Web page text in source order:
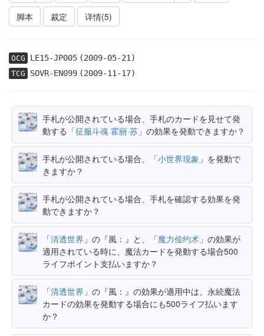
脚本
裁定 详情(5)
OCG LE15-JP005(2009-05-21)
TCG SOVR-EN099(2009-11-17)
手札が公開されている場合、手札のカードを見せて発
動する「征服斗魂 霍丽·苏 」の効果を発動できますか？
手札が公開されている場合、「小世界现象 」を発動で
きますか？
手札が公開されている場合、手札を確認する効果を発
動できますか？
「清透世界 」の『風：』と、「魔力俭约术 」の効果が
適用されている時に、魔法カードを発動する場合500
ライフポイント支払いますか？
「清透世界 」の『風：』の効果が適用中は、永続魔法
カードの効果を発動する場合にも500ライフ払います
か？